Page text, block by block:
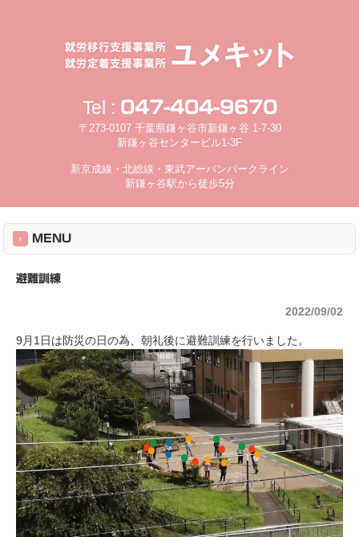
Tel : 047-404-9670
〒273-0107 千葉県鎌ヶ谷市新鎌ヶ谷 1-7-30
新鎌ヶ谷センタービル1-3F
新京成線・北総線・東武アーバンパークライン
新鎌ヶ谷駅から徒歩5分
MENU
避難訓練
2022/09/02
9月1日は防災の日の為、朝礼後に避難訓練を行いました。